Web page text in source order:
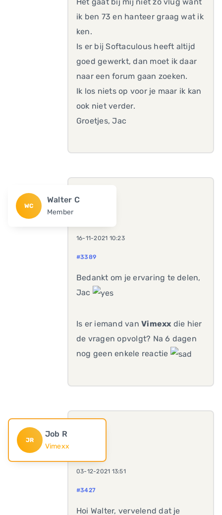
ik ben 73 en hanteer graag wat ik
ken.
Is er bij Softaculous heeft altijd
goed gewerkt, dan moet ik daar
naar een forum gaan zoeken.
Ik los niets op voor je maar ik kan
ook niet verder.
Groetjes, Jac
WC
Walter C
Member
16-11-2021 10:23
#3389
Bedankt om je ervaring te delen,
Jac
Is er iemand vanVimexx die hier
de vragen opvolgt? Na 6 dagen
nog geen enkele reactie
JR
Job R
Vimexx
03-12-2021 13:51
#3427
Hoi Walter, vervelend dat je